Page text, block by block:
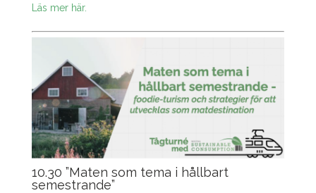
Läs mer här.
10.30 ”Maten som tema i hållbart
semestrande”